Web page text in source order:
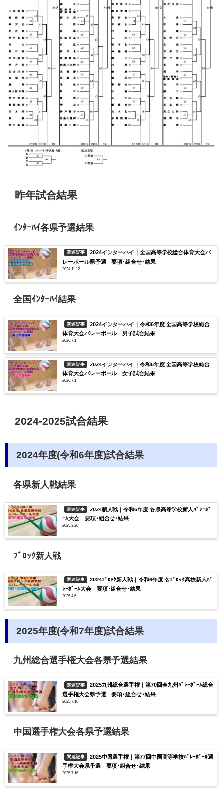
昨年試合結果
ｲﾝﾀｰﾊｲ各県予選結果
関連記事
2024インターハイ｜全国高等学校総合体育大会バ
レーボール県予選 要項･組合せ･結果
2024.11.12
全国ｲﾝﾀｰﾊｲ結果
関連記事
2024インターハイ｜令和6年度 全国高等学校総合
体育大会バレーボール 男子試合結果
2026.7.1
関連記事
2024インターハイ｜令和6年度 全国高等学校総合
体育大会バレーボール 女子試合結果
2026.7.1
2024-2025試合結果
2024年度(令和6年度)試合結果
各県新人戦結果
関連記事
2024新人戦｜令和6年度 各県高等学校新人ﾊﾞﾚｰﾎﾞ
ｰﾙ大会 要項･組合せ･結果
2025.3.20
ﾌﾞﾛｯｸ新人戦
関連記事
2024ﾌﾞﾛｯｸ新人戦｜令和6年度 各ﾌﾞﾛｯｸ高校新人ﾊﾞ
ﾚｰﾎﾞｰﾙ大会 要項･組合せ･結果
2025.4.6
2025年度(令和7年度)試合結果
九州総合選手権大会各県予選結果
関連記事
2025九州総合選手権｜第70回全九州ﾊﾞﾚｰﾎﾞｰﾙ総合
選手権大会県予選 要項･組合せ･結果
2025.7.16
中国選手権大会各県予選結果
関連記事
2025中国選手権｜第77回中国高等学校ﾊﾞﾚｰﾎﾞｰﾙ選
手権大会県予選 要項･組合せ･結果
2025.7.16